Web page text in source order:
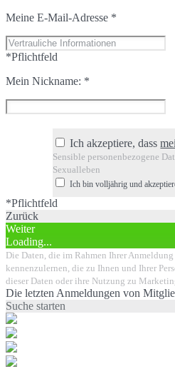
Meine E-Mail-Adresse *
*Pflichtfeld
Mein Nickname: *
Ich akzeptiere, dass
Sensible personenbezogene
Sexualleben
Ich bin volljährig und
*Pflichtfeld
Zurück
Weiter
Loading...
Die Daten, die im Rahmen Ihrer
kennenzulernen, die zu Ihnen und Ihrer
dieser Daten oder ihre Nutzung zu
Die letzten Anmeldungen von
Suche starten